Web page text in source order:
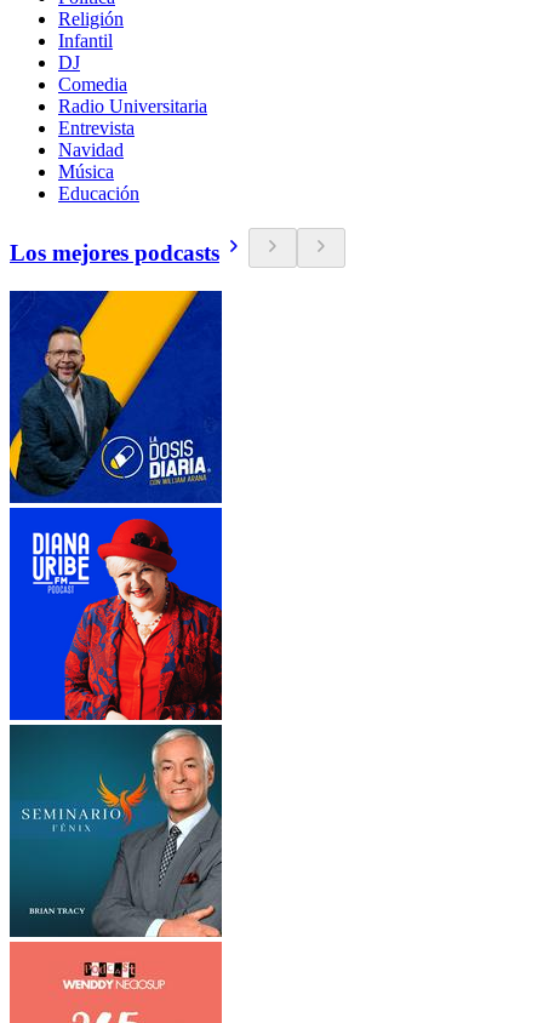
Religión
Infantil
DJ
Comedia
Radio Universitaria
Entrevista
Navidad
Música
Educación
Los mejores podcasts